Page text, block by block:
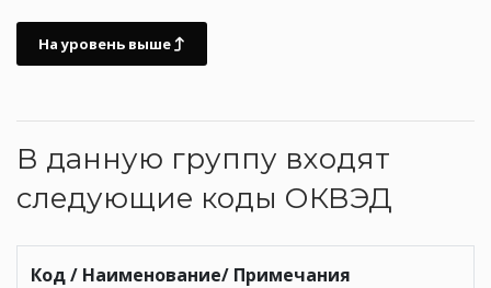
На уровень выше
В данную группу входят
следующие коды ОКВЭД
Код / Наименование/ Примечания